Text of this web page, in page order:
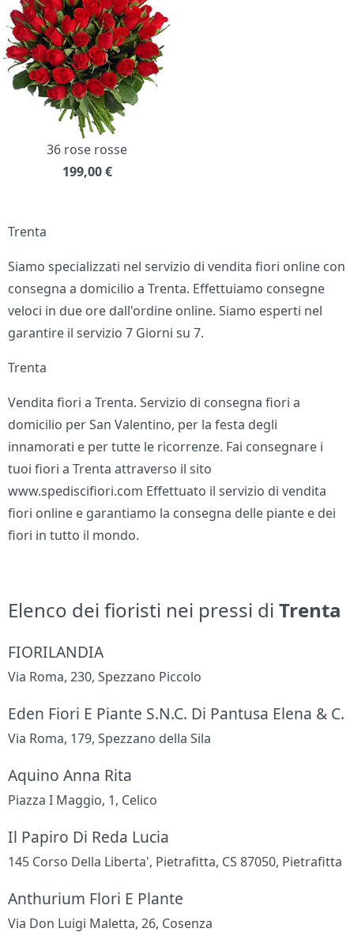
36 rose rosse
199,00 €
Trenta
Siamo specializzati nel servizio di vendita fiori online con
consegna a domicilio a Trenta. Effettuiamo consegne
veloci in due ore dall'ordine online. Siamo esperti nel
garantire il servizio 7 Giorni su 7.
Trenta
Vendita fiori a Trenta. Servizio di consegna fiori a
domicilio per San Valentino, per la festa degli
innamorati e per tutte le ricorrenze. Fai consegnare i
tuoi fiori a Trenta attraverso il sito
www.spediscifiori.com Effettuato il servizio di vendita
fiori online e garantiamo la consegna delle piante e dei
fiori in tutto il mondo.
Elenco dei fioristi nei pressi diTrenta
FIORILANDIA
Via Roma, 230, Spezzano Piccolo
Eden Fiori E Piante S.N.C. Di Pantusa Elena & C.
Via Roma, 179, Spezzano della Sila
Aquino Anna Rita
Piazza I Maggio, 1, Celico
Il Papiro Di Reda Lucia
145 Corso Della Liberta', Pietrafitta, CS 87050, Pietrafitta
Anthurium Flori E Plante
Via Don Luigi Maletta, 26, Cosenza